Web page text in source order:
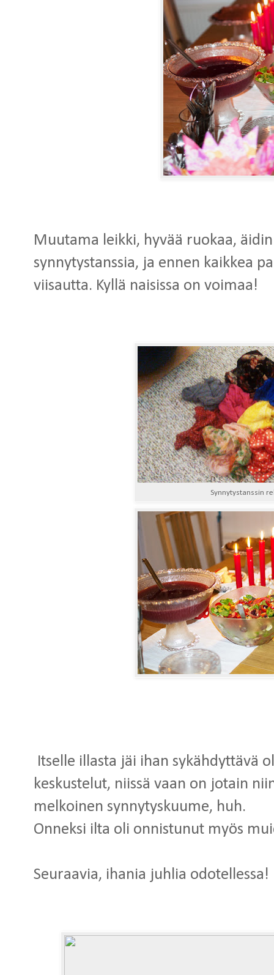
Muutama leikki, hyvää ruokaa,
synnytystanssia, ja ennen kaikkea
viisautta. Kyllä naisissa on voimaa!
Synnytystanssin
Itselle illasta jäi ihan sykähdyttävä
keskustelut, niissä vaan on jotain
melkoinen synnytyskuume, huh.
Onneksi ilta oli onnistunut myös
Seuraavia, ihania juhlia odotellessa!